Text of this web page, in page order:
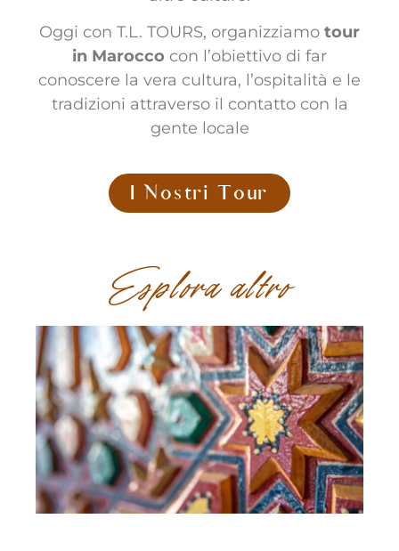
Oggi con T.L. TOURS, organizziamo tour
in Marocco con l’obiettivo di far
conoscere la vera cultura, l’ospitalità e le
tradizioni attraverso il contatto con la
gente locale
I Nostri Tour
Esplora altro